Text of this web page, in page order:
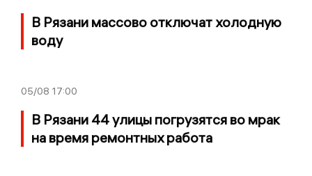
В Рязани массово отключат холодную
воду
05/08 17:00
В Рязани 44 улицы погрузятся во мрак
на время ремонтных работа